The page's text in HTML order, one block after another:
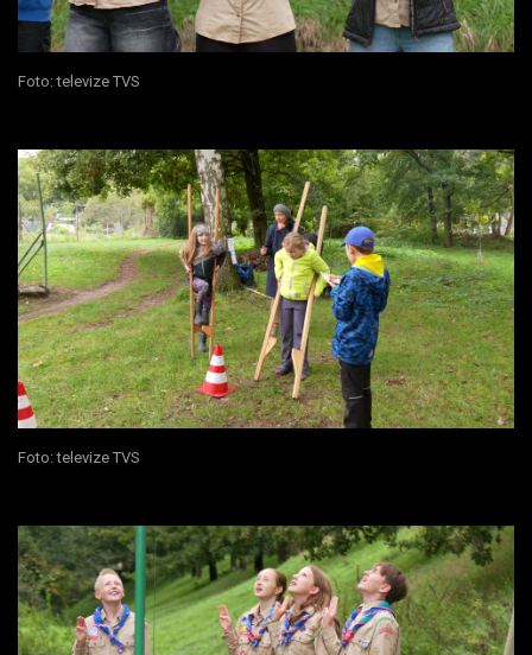
Foto: televize TVS
Foto: televize TVS